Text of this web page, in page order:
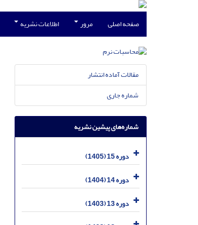
صفحه اصلی مرور اطلاعات نشریه
مقالات آماده انتشار
شماره جاری
شماره‌های پیشین نشریه
دوره 15 (1405)
دوره 14 (1404)
دوره 13 (1403)